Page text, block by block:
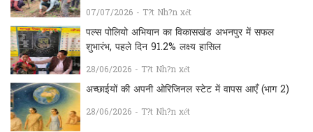
07/07/2026 - T?t Nh?n xét
पल्स पोलियो अभियान का विकासखंड अभनपुर में सफल
शुभारंभ, पहले दिन 91.2% लक्ष्य हासिल
28/06/2026 - T?t Nh?n xét
अच्छाईयों की अपनी ओरिजिनल स्टेट में वापस आएँ (भाग 2)
28/06/2026 - T?t Nh?n xét